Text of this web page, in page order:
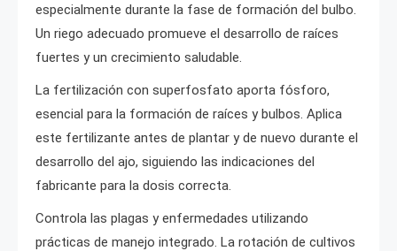
especialmente durante la fase de formación del bulbo.
Un riego adecuado promueve el desarrollo de raíces
fuertes y un crecimiento saludable.
La fertilización con superfosfato aporta fósforo,
esencial para la formación de raíces y bulbos. Aplica
este fertilizante antes de plantar y de nuevo durante el
desarrollo del ajo, siguiendo las indicaciones del
fabricante para la dosis correcta.
Controla las plagas y enfermedades utilizando
prácticas de manejo integrado. La rotación de cultivos